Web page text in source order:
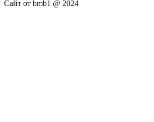
Сайт от bmb1 @ 2024